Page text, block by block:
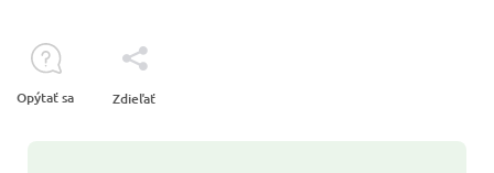
Opýtať sa Zdieľať